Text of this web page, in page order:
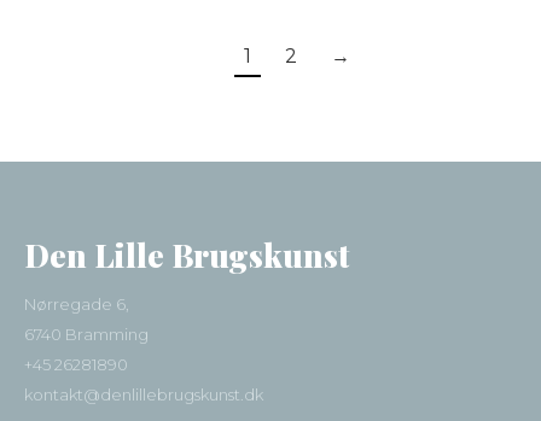
1 2 →
Den Lille Brugskunst
Nørregade 6,
6740 Bramming
+45 26281890
kontakt@denlillebrugskunst.dk